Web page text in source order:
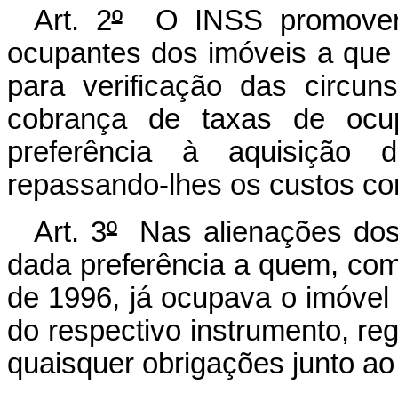
Art. 2ºO INSS
ocupantes dos imóveis a
para verificação das
cobrança de taxas de
preferência à aquisição
repassando-lhes os custos
Art. 3ºNas alienações
dada preferência a quem,
de 1996, já ocupava o
do respectivo instrumento,
quaisquer obrigações junto